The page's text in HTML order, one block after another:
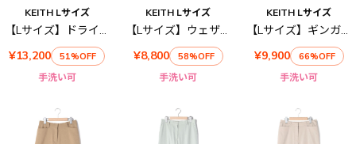
KEITH Lサイズ
【Lサイズ】ドライツイルパンツ
¥13,200
51%OFF
手洗い可
KEITH Lサイズ
【Lサイズ】ウェザーストレッチパンツ
¥8,800
58%OFF
手洗い可
KEITH Lサイズ
【Lサイズ】ギンガムチェックパンツ
¥9,900
66%OFF
手洗い可